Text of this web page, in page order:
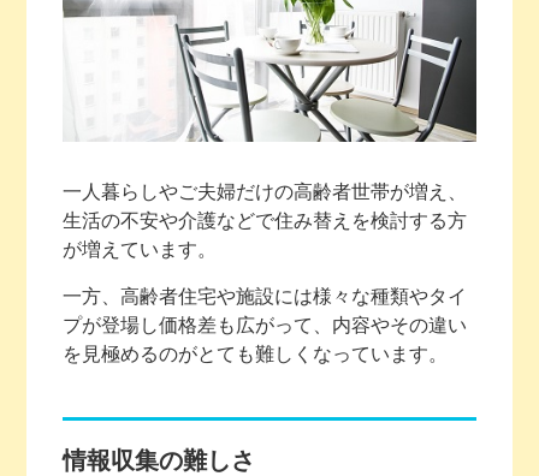
一人暮らしやご夫婦だけの高齢者世帯が増え、
生活の不安や介護などで住み替えを検討する方
が増えています。
一方、高齢者住宅や施設には様々な種類やタイ
プが登場し価格差も広がって、内容やその違い
を見極めるのがとても難しくなっています。
情報収集の難しさ